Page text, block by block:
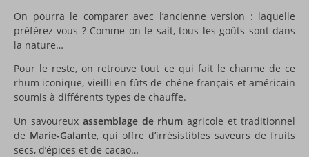
On pourra le comparer avec l’ancienne version : laquelle
préférez-vous ? Comme on le sait, tous les goûts sont dans
la nature…
Pour le reste, on retrouve tout ce qui fait le charme de ce
rhum iconique, vieilli en fûts de chêne français et américain
soumis à différents types de chauffe.
Un savoureux assemblage de rhum agricole et traditionnel
de Marie-Galante, qui offre d’irrésistibles saveurs de fruits
secs, d’épices et de cacao…